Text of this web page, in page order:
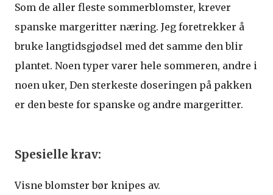
Som de aller fleste sommerblomster, krever
spanske margeritter næring. Jeg foretrekker å
bruke langtidsgjødsel med det samme den blir
plantet. Noen typer varer hele sommeren, andre i
noen uker, Den sterkeste doseringen på pakken
er den beste for spanske og andre margeritter.
Spesielle krav:
Visne blomster bør knipes av.